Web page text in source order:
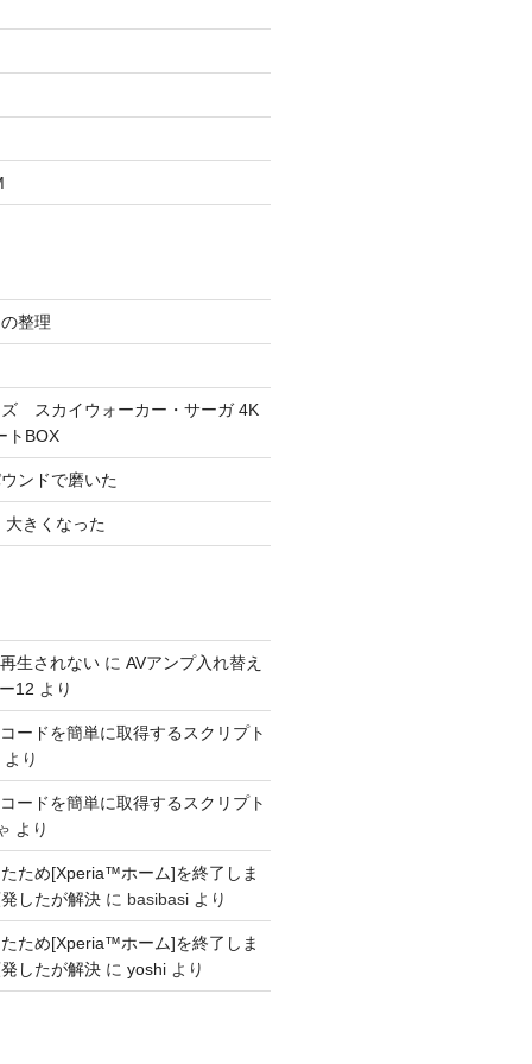
整理
ズ スカイウォーカー・サーガ 4K
トBOX
ンドで磨いた
大きくなった
生されないに AVアンプ入れ替え
12 より
ードを簡単に取得するスクリプト
より
ードを簡単に取得するスクリプト
より
たため[Xperia™ホーム]を終了しま
したが解決に basibasiより
たため[Xperia™ホーム]を終了しま
したが解決に yoshiより